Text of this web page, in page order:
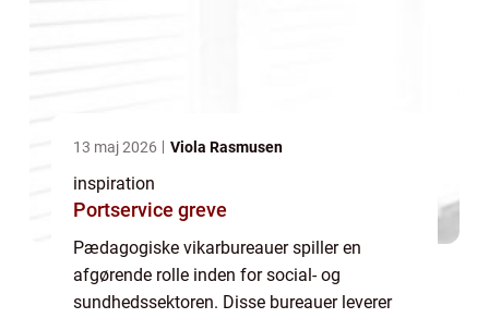
13 maj 2026 Viola Rasmusen
inspiration
Portservice greve
Pædagogiske vikarbureauer spiller en
afgørende rolle inden for social- og
sundhedssektoren. Disse bureauer leverer